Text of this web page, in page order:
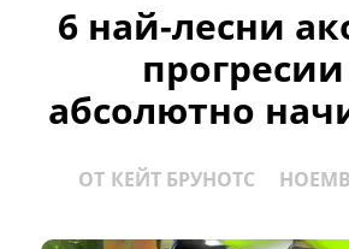
6 най-лесни
абсолютно
ОТ КЕЙТ БРУНОТС